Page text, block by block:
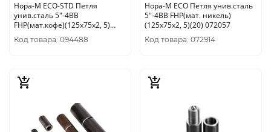
Нора-М ECO-STD Петля
унив.сталь 5"-4ВВ
FHP(мат.кофе)(125х75х2, 5)
(100)
Код товара: 094488
Нора-М ECO Петля унив.сталь
5"-4ВВ FHP(мат. никель)
(125х75х2, 5)(20) 072057
Код товара: 072914